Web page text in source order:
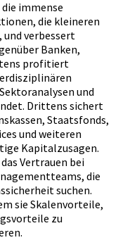
immense
die kleineren
verbessert
Banken,
profitiert
und
Drittens sichert
Staatsfonds,
und weiteren
Kapitalzusagen.
Vertrauen bei
die
suchen.
sie Skalenvorteile,
zu